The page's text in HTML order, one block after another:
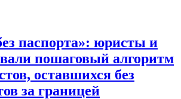
паспорта»: юристы и
пошаговый алгоритм
оставшихся без
за границей